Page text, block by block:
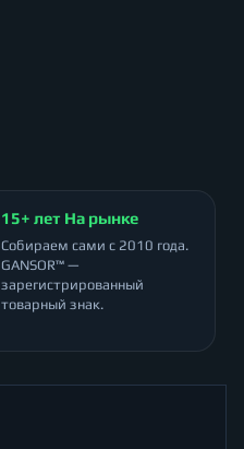
15+ лет На рынке
Собираем сами с 2010 года.
GANSOR™ —
зарегистрированный
товарный знак.